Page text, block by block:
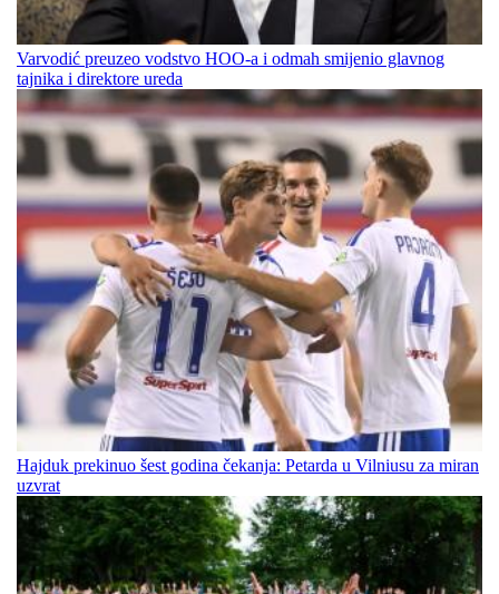
Varvodić preuzeo vodstvo HOO-a i odmah smijenio glavnog
tajnika i direktore ureda
Hajduk prekinuo šest godina čekanja: Petarda u Vilniusu za miran
uzvrat